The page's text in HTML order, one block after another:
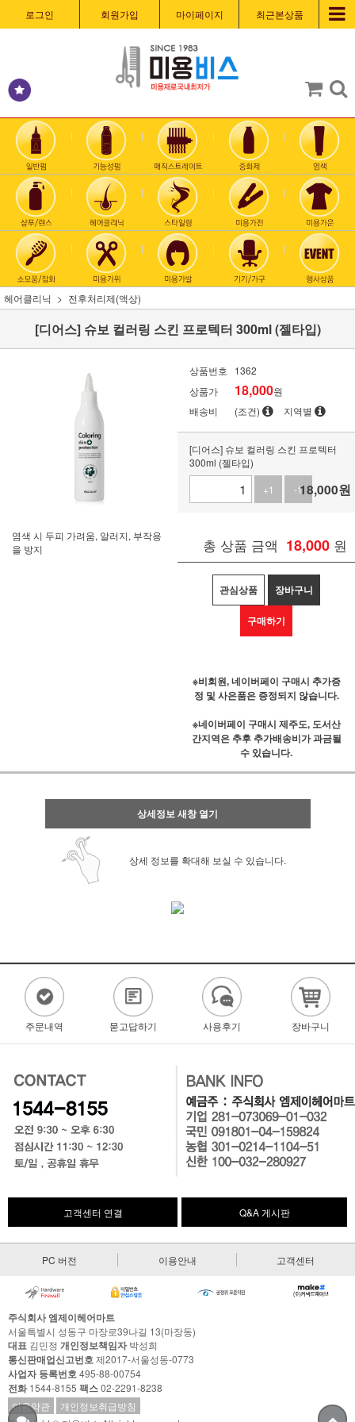
로그인 회원가입 마이페이지 최근본상품
헤어클리닉 전후처리제(액상)
[디어스] 슈보 컬러링 스킨 프로텍터 300ml (젤타입)
염색 시 두피 가려움, 알러지, 부작용
을 방지
상품번호
1362
상품가
18,000원
배송비
(조건) 지역별
[디어스] 슈보 컬러링 스킨 프로텍터
300ml (젤타입)
+1
-118,000원
총 상품 금액 18,000 원
관심상품 장바구니
구매하기
※비회원, 네이버페이 구매시 추가증
정 및 사은품은 증정되지 않습니다.
※네이버페이 구매시 제주도, 도서산
간지역은 추후 추가배송비가 과금될
수 있습니다.
상세정보 새창 열기
상세 정보를 확대해 보실 수 있습니다.
주문내역 묻고답하기 사용후기 장바구니
고객센터 연결 Q&A 게시판
PC 버전 이용안내 고객센터
주식회사 엠제이헤어마트
서울특별시 성동구 마장로39나길 13(마장동)
대표 김민정 개인정보책임자박성희
통신판매업신고번호제2017-서울성동-0773
사업자 등록번호495-88-00754
전화1544-8155 팩스02-2291-8238
이용약관
개인정보취급방침